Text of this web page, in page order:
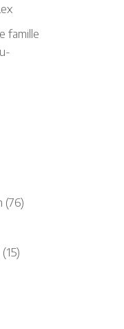
famille
(76)
(15)